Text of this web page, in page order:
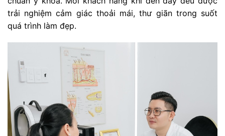
trải nghiệm cảm giác thoải mái, thư giãn trong suốt
quá trình làm đẹp.